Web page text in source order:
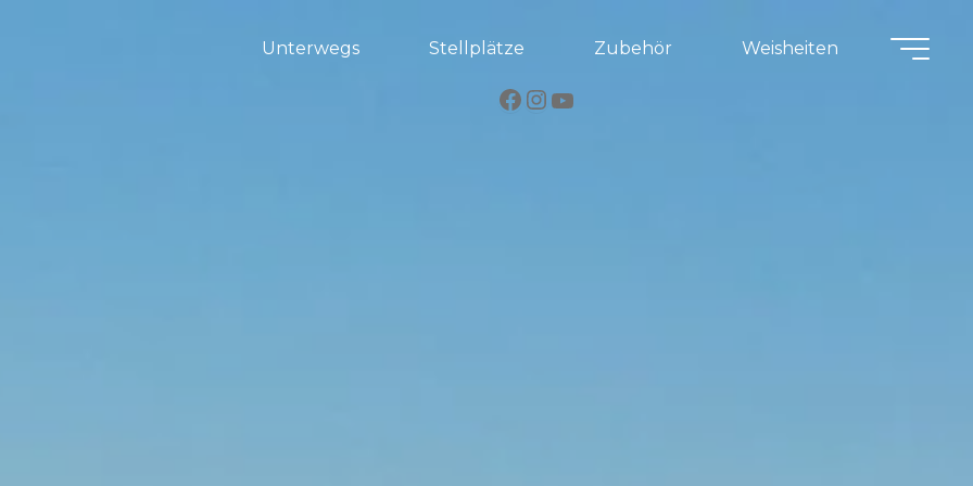
Unterwegs Stellplätze Zubehör Weisheiten
Facebook
Instagram
YouTube